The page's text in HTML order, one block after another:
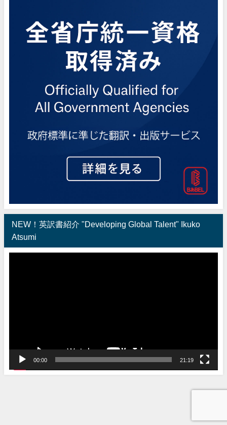
NEW！英訳書紹介 "Developing Global Talent" Ikuko
Atsumi
00:00 21:19